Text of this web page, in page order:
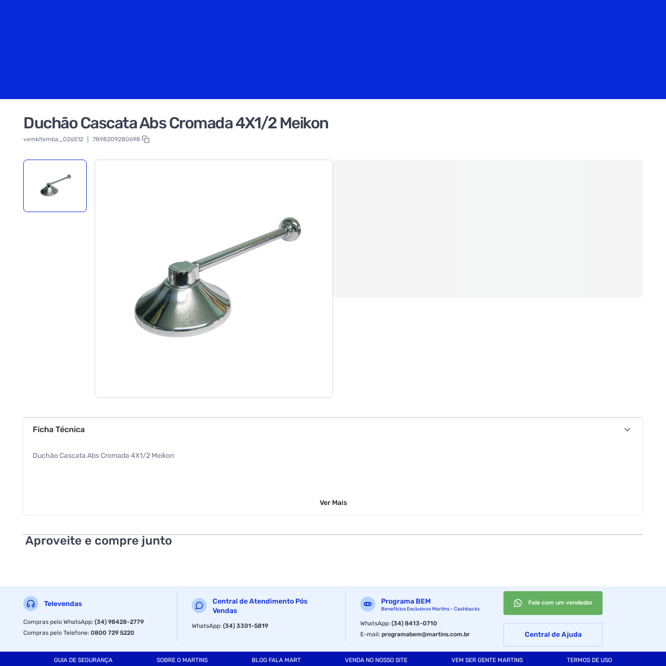
Duchão Cascata Abs Cromada 4X1/2 Meikon
vemkitemba_026512 7898209280698
Ficha Técnica
Duchão Cascata Abs Cromada 4X1/2 Meikon
Ver Mais
Aproveite e compre junto
Televendas
Compras pelo WhatsApp:(34) 98428-2779
Compras pelo Telefone:0800 729 5220
Central de Atendimento Pós
Vendas
WhatsApp:(34) 3301-5819
Programa BEM
Benefícios Exclusivos Martins - Cashbacks
WhatsApp:(34) 8413-0710
E-mail:programabem@martins.com.br
Fale com um vendedor
Central de Ajuda
GUIA DE SEGURANÇA SOBRE O MARTINS BLOG FALA MART VENDA NO NOSSO SITE VEM SER GENTE MARTINS TERMOS DE USO